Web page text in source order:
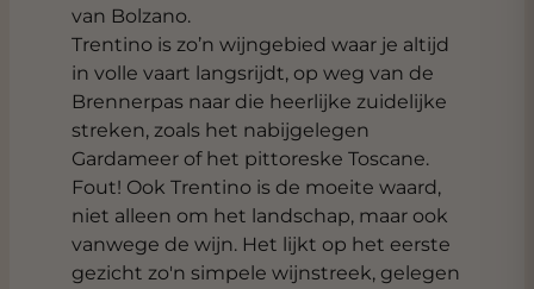
van Bolzano.
Trentino is zo’n wijngebied waar je altijd
in volle vaart langsrijdt, op weg van de
Brennerpas naar die heerlijke zuidelijke
streken, zoals het nabijgelegen
Gardameer of het pittoreske Toscane.
Fout! Ook Trentino is de moeite waard,
niet alleen om het landschap, maar ook
vanwege de wijn. Het lijkt op het eerste
gezicht zo'n simpele wijnstreek, gelegen